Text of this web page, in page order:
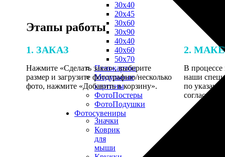
30х40
20х45
30х60
30х90
40х40
40х60
50х70
Пенокартон
Модульные
картины
ФотоПостеры
ФотоПодушки
Фотоcувениры
Значки
Коврик
для
мыши
Этапы работы
1. ЗАКАЗ
Нажмите «Сделать заказ», выберите
размер и загрузите фотографию/несколько
фото, нажмите «Добавить в корзину».
2.
В процессе
наши
по